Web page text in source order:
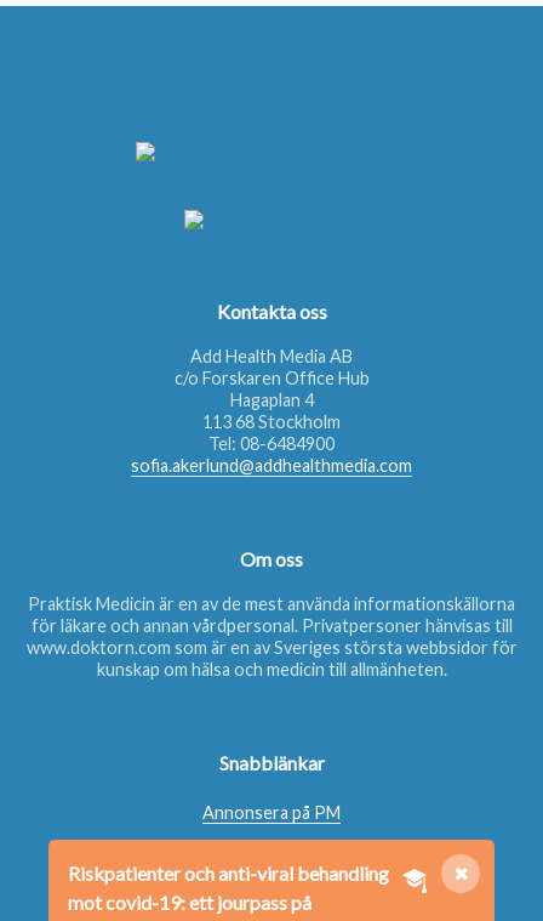
✖
Riskpatienter och anti-viral behandling
mot covid-19: ett jourpass på
Kontakta oss
Add Health Media AB
c/o Forskaren Office Hub
Hagaplan 4
113 68 Stockholm
Tel: 08-6484900
sofia.akerlund@addhealthmedia.com
Om oss
Praktisk Medicin är en av de mest använda informationskällorna
för läkare och annan vårdpersonal. Privatpersoner hänvisas till
www.doktorn.com som är en av Sveriges största webbsidor för
kunskap om hälsa och medicin till allmänheten.
Snabblänkar
Annonsera på PM